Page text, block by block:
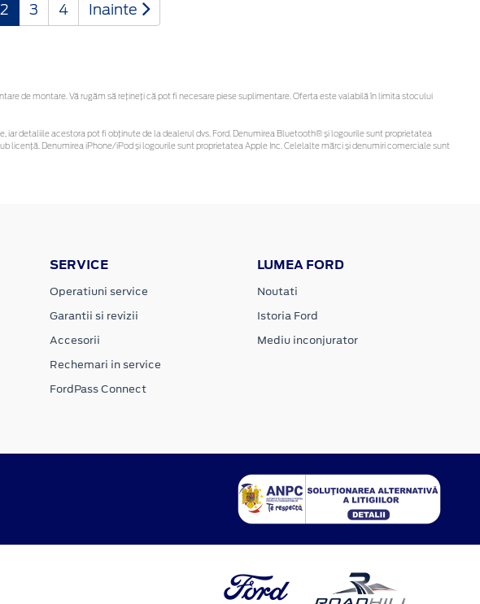
2 3 4 Inainte
de montare. Vă rugăm să rețineți că pot fi necesare piese suplimentare. Oferta este valabilă în limita stocului
detaliile acestora pot fi obținute de la dealerul dvs. Ford. Denumirea Bluetooth® și logourile sunt proprietatea
licență. Denumirea iPhone/iPod și logourile sunt proprietatea Apple Inc. Celelalte mărci și denumiri comerciale sunt
SERVICE
Operatiuni service
Garantii si revizii
Accesorii
Rechemari in service
FordPass Connect
LUMEA FORD
Noutati
Istoria Ford
Mediu inconjurator